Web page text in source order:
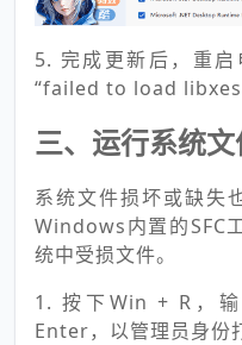
5. 完成更新后，重
“failed to load
三、运行系统文
系统文件损坏或缺失
Windows内置的SFC
统中受损文件。
1. 按下Win + R，
Enter，以管理员身份